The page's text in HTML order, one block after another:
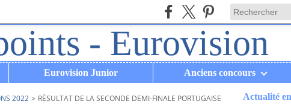
Eurovision Junior Anciens concours
2022 > RÉSULTAT DE LA SECONDE DEMI-FINALE PORTUGAISE
Actualité